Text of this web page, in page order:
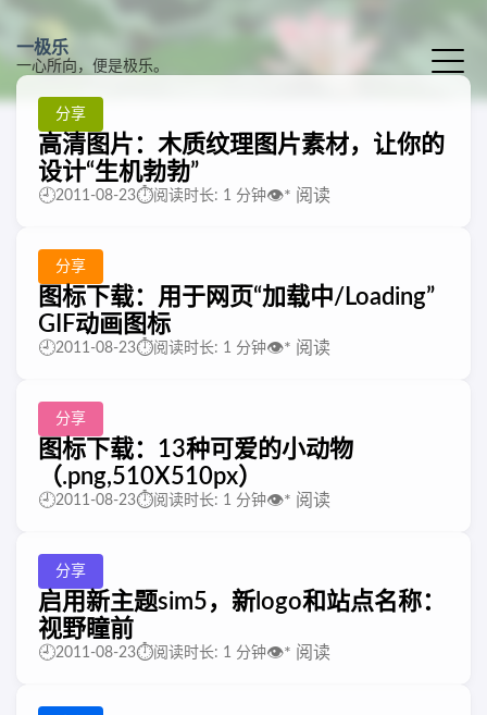
一极乐
一心所向，便是极乐。
分享
高清图片：木质纹理图片素材，让你的
设计“生机勃勃”
🕘2011-08-23⏱️阅读时长: 1 分钟👁️* 阅读
分享
图标下载：用于网页“加载中/Loading”
GIF动画图标
🕘2011-08-23⏱️阅读时长: 1 分钟👁️* 阅读
分享
图标下载：13种可爱的小动物
（.png,510X510px）
🕘2011-08-23⏱️阅读时长: 1 分钟👁️* 阅读
分享
启用新主题sim5，新logo和站点名称：
视野瞳前
🕘2011-08-23⏱️阅读时长: 1 分钟👁️* 阅读